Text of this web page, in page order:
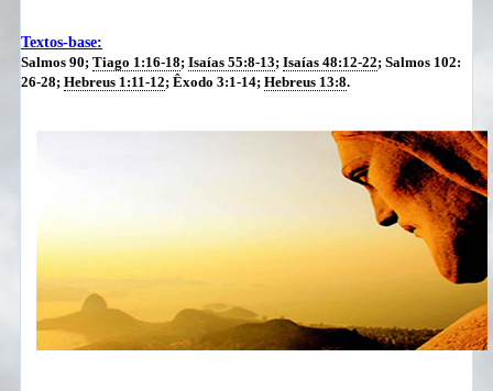
Textos-base:
Salmos 90; Tiago 1:16-18; Isaías 55:8-13; Isaías 48:12-22; Salmos 102:
26-28; Hebreus 1:11-12; Êxodo 3:1-14; Hebreus 13:8.